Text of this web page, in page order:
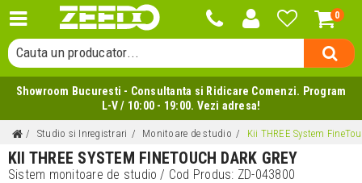
0
Cauta o categorie...
Cauta un producator...
Cauta un produs...
Showroom Bucuresti - Consultanta si Ridicare Comenzi. Program
L-V / 10:00 - 19:00. Vezi adresa!
Studio si Inregistrari Monitoare de studio Kii THREE System
KII THREE SYSTEM FINETOUCH DARK GREY
Sistem monitoare de studio/ Cod Produs: ZD-043800